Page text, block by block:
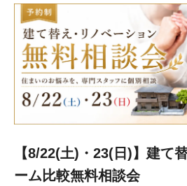
【8/22(土)・23(日)】建て
ーム比較無料相談会